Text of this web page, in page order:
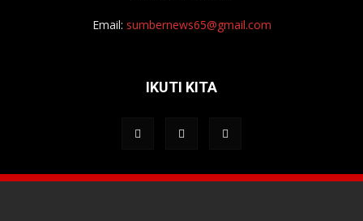
Email: sumbernews65@gmail.com
IKUTI KITA